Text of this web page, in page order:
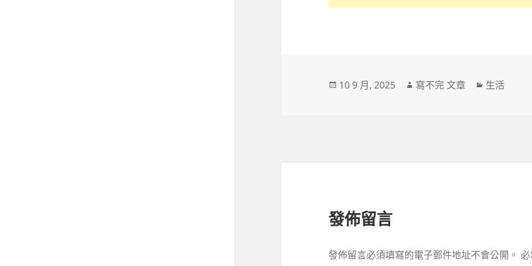
發
10 9 月, 2025
作
寫不完 文章
分
生活
發佈留言
發佈留言必須填寫的電子郵件地址不會公開。